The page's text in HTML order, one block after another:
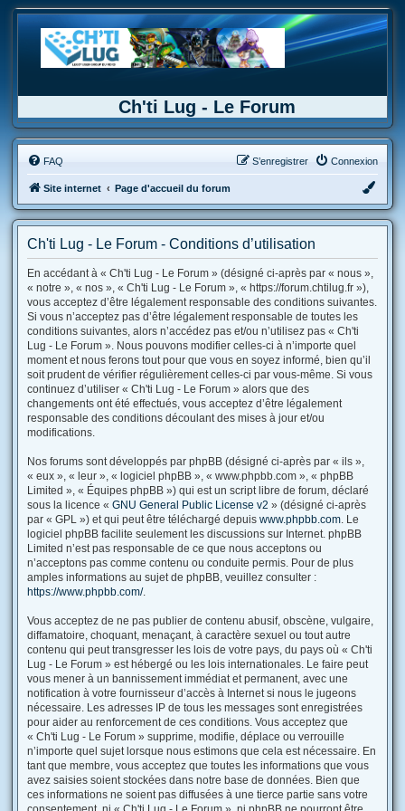
Ch'ti Lug - Le Forum
FAQ Connexion
S’enregistrer
Site internet Page d'accueil du forum
Ch'ti Lug - Le Forum - Conditions d’utilisation
En accédant à « Ch'ti Lug - Le Forum » (désigné ci-après par « nous »,
« notre », « nos », « Ch'ti Lug - Le Forum », « https://forum.chtilug.fr »),
vous acceptez d’être légalement responsable des conditions suivantes.
Si vous n’acceptez pas d’être légalement responsable de toutes les
conditions suivantes, alors n’accédez pas et/ou n’utilisez pas « Ch'ti
Lug - Le Forum ». Nous pouvons modifier celles-ci à n’importe quel
moment et nous ferons tout pour que vous en soyez informé, bien qu’il
soit prudent de vérifier régulièrement celles-ci par vous-même. Si vous
continuez d’utiliser « Ch'ti Lug - Le Forum » alors que des
changements ont été effectués, vous acceptez d’être légalement
responsable des conditions découlant des mises à jour et/ou
modifications.
Nos forums sont développés par phpBB (désigné ci-après par « ils »,
« eux », « leur », « logiciel phpBB », « www.phpbb.com », « phpBB
Limited », « Équipes phpBB ») qui est un script libre de forum, déclaré
sous la licence « GNU General Public License v2 » (désigné ci-après
par « GPL ») et qui peut être téléchargé depuis www.phpbb.com. Le
logiciel phpBB facilite seulement les discussions sur Internet. phpBB
Limited n’est pas responsable de ce que nous acceptons ou
n’acceptons pas comme contenu ou conduite permis. Pour de plus
amples informations au sujet de phpBB, veuillez consulter :
https://www.phpbb.com/.
Vous acceptez de ne pas publier de contenu abusif, obscène, vulgaire,
diffamatoire, choquant, menaçant, à caractère sexuel ou tout autre
contenu qui peut transgresser les lois de votre pays, du pays où « Ch'ti
Lug - Le Forum » est hébergé ou les lois internationales. Le faire peut
vous mener à un bannissement immédiat et permanent, avec une
notification à votre fournisseur d’accès à Internet si nous le jugeons
nécessaire. Les adresses IP de tous les messages sont enregistrées
pour aider au renforcement de ces conditions. Vous acceptez que
« Ch'ti Lug - Le Forum » supprime, modifie, déplace ou verrouille
n’importe quel sujet lorsque nous estimons que cela est nécessaire. En
tant que membre, vous acceptez que toutes les informations que vous
avez saisies soient stockées dans notre base de données. Bien que
ces informations ne soient pas diffusées à une tierce partie sans votre